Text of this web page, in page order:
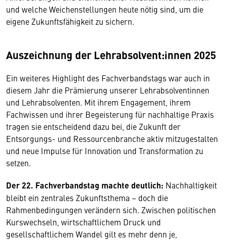
und welche Weichenstellungen heute nötig sind, um die
eigene Zukunftsfähigkeit zu sichern.
Auszeichnung der Lehrabsolvent:innen 2025
Ein weiteres Highlight des Fachverbandstags war auch in
diesem Jahr die Prämierung unserer Lehrabsolventinnen
und Lehrabsolventen. Mit ihrem Engagement, ihrem
Fachwissen und ihrer Begeisterung für nachhaltige Praxis
tragen sie entscheidend dazu bei, die Zukunft der
Entsorgungs- und Ressourcenbranche aktiv mitzugestalten
und neue Impulse für Innovation und Transformation zu
setzen.
Der 22. Fachverbandstag machte deutlich: Nachhaltigkeit
bleibt ein zentrales Zukunftsthema – doch die
Rahmenbedingungen verändern sich. Zwischen politischen
Kurswechseln, wirtschaftlichem Druck und
gesellschaftlichem Wandel gilt es mehr denn je,